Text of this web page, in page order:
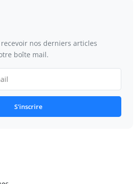
nos derniers articles
boîte mail.
S'inscrire